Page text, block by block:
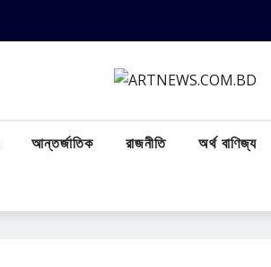
আন্তর্জাতিক রাজনীতি অর্থ বাণিজ্য